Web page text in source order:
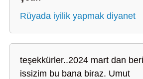
Rüyada iyilik yapmak diyanet
teşekkürler..2024 mart dan beri
issizim bu bana biraz. Umut